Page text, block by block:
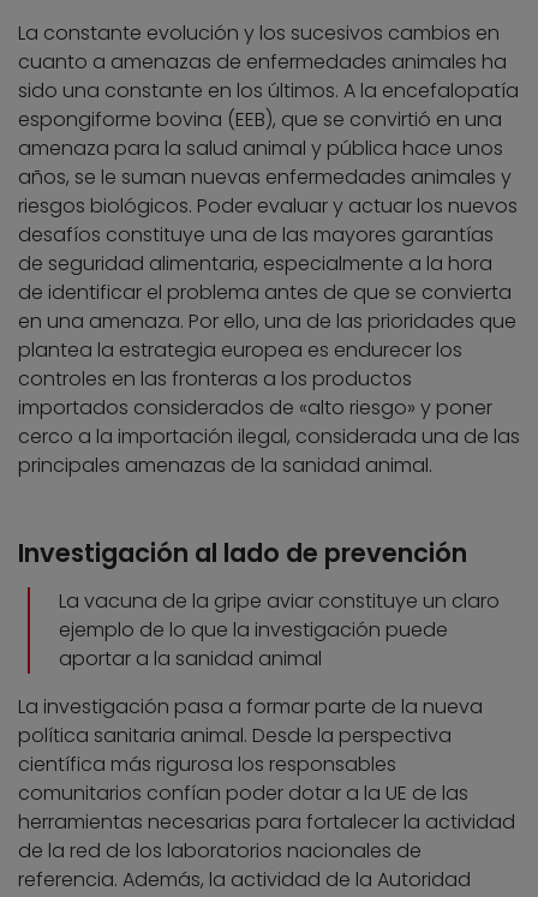
La constante evolución y los sucesivos cambios en
cuanto a amenazas de enfermedades animales ha
sido una constante en los últimos. A la encefalopatía
espongiforme bovina (EEB), que se convirtió en una
amenaza para la salud animal y pública hace unos
años, se le suman nuevas enfermedades animales y
riesgos biológicos. Poder evaluar y actuar los nuevos
desafíos constituye una de las mayores garantías
de seguridad alimentaria, especialmente a la hora
de identificar el problema antes de que se convierta
en una amenaza. Por ello, una de las prioridades que
plantea la estrategia europea es endurecer los
controles en las fronteras a los productos
importados considerados de «alto riesgo» y poner
cerco a la importación ilegal, considerada una de las
principales amenazas de la sanidad animal.
Investigación al lado de prevención
La vacuna de la gripe aviar constituye un claro
ejemplo de lo que la investigación puede
aportar a la sanidad animal
La investigación pasa a formar parte de la nueva
política sanitaria animal. Desde la perspectiva
científica más rigurosa los responsables
comunitarios confían poder dotar a la UE de las
herramientas necesarias para fortalecer la actividad
de la red de los laboratorios nacionales de
referencia. Además, la actividad de la Autoridad